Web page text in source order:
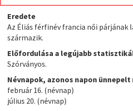
Eredete
Az Éliás férfinév francia női
származik.
Előfordulása a legújabb
Szórványos.
Névnapok, azonos napon ünnepelt
február 16. (névnap)
július 20. (névnap)